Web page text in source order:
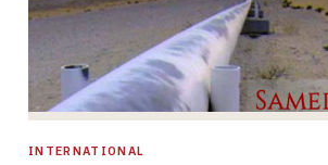
INTERNATIONAL